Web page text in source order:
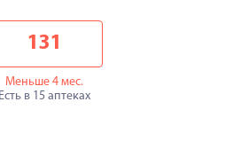
131
Меньше 4 мес.
Есть в 15 аптеках